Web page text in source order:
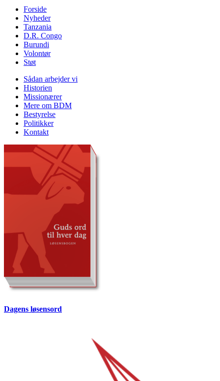
Forside
Nyheder
Tanzania
D.R. Congo
Burundi
Volontør
Støt
Sådan arbejder vi
Historien
Missionærer
Mere om BDM
Bestyrelse
Politikker
Kontakt
Dagens løsensord